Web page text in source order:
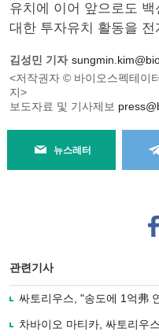
유치에 이어 앞으로도
대한 투자유치 활동을
김성민 기자
<저작권자 © 바이오스펙테이
지>
보도자료 및 기사제보
뉴스레터
페
이
로
기
사
관련기사
싸토리우스, "송도에 1억弗
차바이오 마티카, 싸토리우